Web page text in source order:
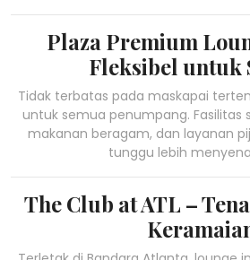
Plaza Premium
Fleksibel untuk
Tidak terbatas pada maskapai
untuk semua penumpang. Fasilitas
makanan beragam, dan layanan
tunggu lebih
The Club at ATL –